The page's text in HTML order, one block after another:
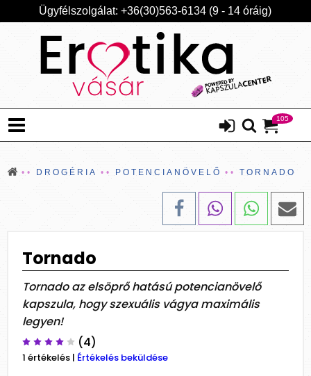
Ügyfélszolgálat: +36(30)563-6134 (9 - 14 óráig)
105
DROGÉRIA POTENCIANÖVELŐ TORNADO
Tornado
Tornado az elsöprő hatású potencianövelő
kapszula, hogy szexuális vágya maximális
legyen!
(4)
1 értékelés | Értékelés beküldése